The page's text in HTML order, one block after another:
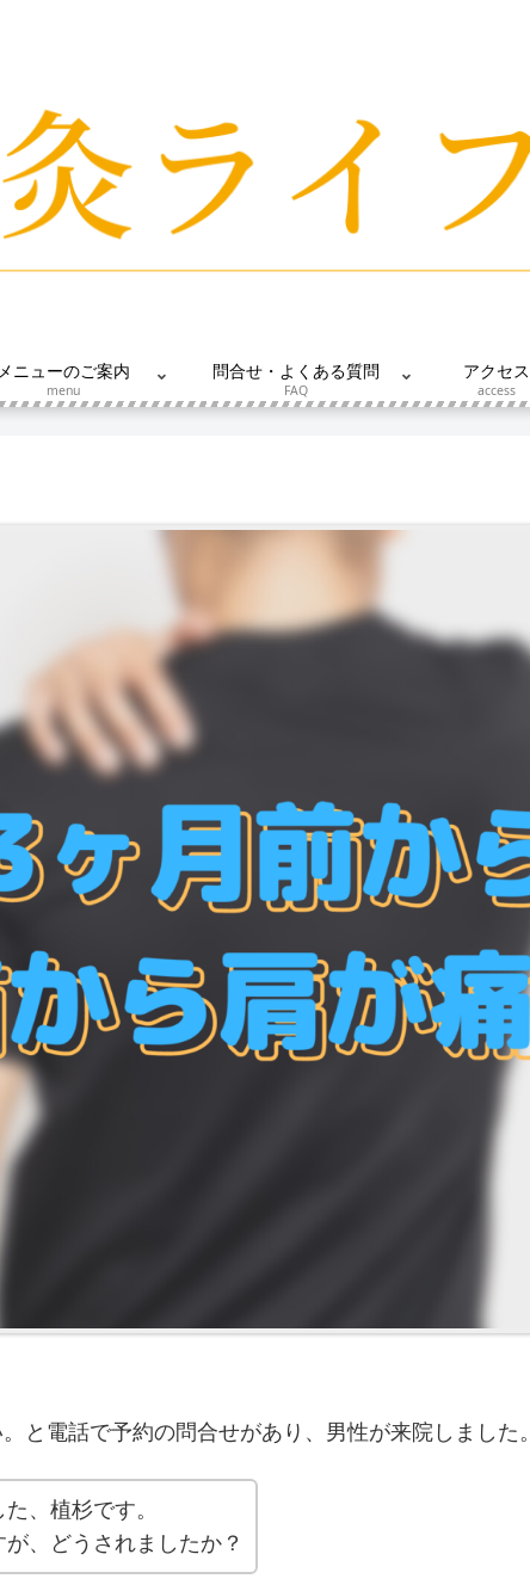
メニューのご案内
menu
問合せ・よくある質問
FAQ
アクセス
access
電話で予約の問合せがあり、男性が来院しました。
、植杉です。
、どうされましたか？